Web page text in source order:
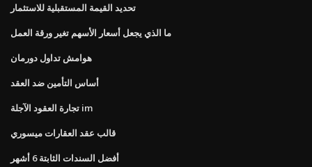
تحديد القيمة المستقبلية للاستثمار
ما الذي يجعل أسعار الأسهم تغير ورقة العمل
هوامش تداول دورمان
أساس التأمين ضد العقد
تجارة العقود الآجلة im
قالب عقد العقارات ميسوري
أفضل السندات الثابتة 6 أشهر